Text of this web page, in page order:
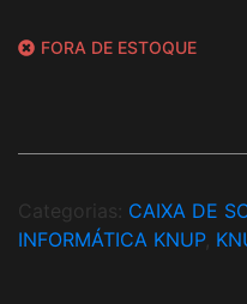
FORA DE ESTOQUE
Categorias: CAIXA DE
INFORMÁTICA KNUP,